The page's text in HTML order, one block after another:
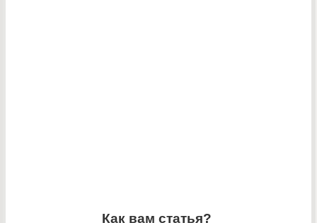
Как вам статья?